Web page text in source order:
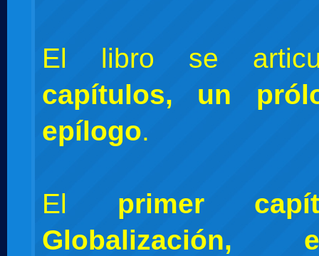
El libro se
capítulos, un
epílogo.
El primer